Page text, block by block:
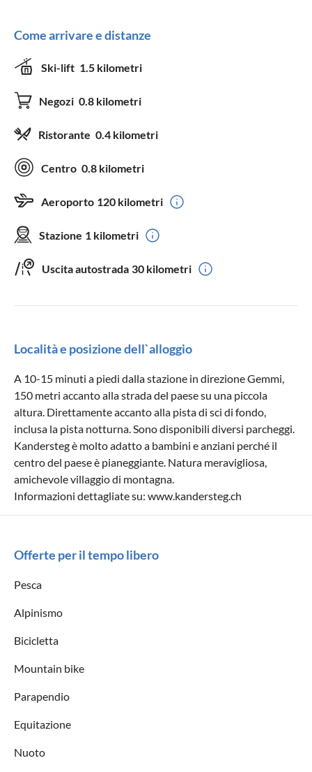
Come arrivare e distanze
Ski-lift 1.5 kilometri
Negozi 0.8 kilometri
Ristorante 0.4 kilometri
Centro 0.8 kilometri
Aeroporto 120 kilometri
Stazione 1 kilometri
Uscita autostrada 30 kilometri
Località e posizione dell`alloggio
A 10-15 minuti a piedi dalla stazione in direzione Gemmi,
150 metri accanto alla strada del paese su una piccola
altura. Direttamente accanto alla pista di sci di fondo,
inclusa la pista notturna. Sono disponibili diversi parcheggi.
Kandersteg è molto adatto a bambini e anziani perché il
centro del paese è pianeggiante. Natura meravigliosa,
amichevole villaggio di montagna.
Informazioni dettagliate su: www.kandersteg.ch
Offerte per il tempo libero
Pesca
Alpinismo
Bicicletta
Mountain bike
Parapendio
Equitazione
Nuoto